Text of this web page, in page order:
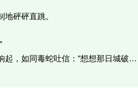
砰砰直跳。
，如同毒蛇吐信：“想想那日城破